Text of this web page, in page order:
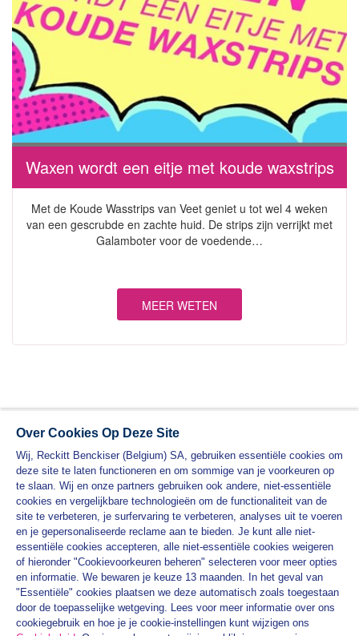
Waxen wordt een eitje met koude waxstrips
Met de Koude Wasstrips van Veet geniet u tot wel 4 weken
van een gescrubde en zachte huid. De strips zijn verrijkt met
Galamboter voor de voedende…
MEER WETEN
PRODUCTEN
VEET PRAKTISCHE HANDLEIDINGEN
PRIVACYBELEID
Over Cookies Op Deze Site
Wij, Reckitt Benckiser (Belgium) SA, gebruiken essentiële cookies om
deze site te laten functioneren en om sommige van je voorkeuren op
te slaan. Wij en onze partners gebruiken ook andere, niet-essentiële
cookies en vergelijkbare technologieën om de functionaliteit van de
site te verbeteren, je surfervaring te verbeteren, analyses uit te voeren
en je gepersonaliseerde reclame aan te bieden. Je kunt alle niet-
essentiële cookies accepteren, alle niet-essentiële cookies weigeren
of hieronder "Cookievoorkeuren beheren" selecteren voor meer opties
en informatie. We bewaren je keuze 13 maanden. In het geval van
"Essentiële" cookies plaatsen we deze automatisch zoals toegestaan
door de toepasselijke wetgeving. Lees voor meer informatie over ons
cookiegebruik en hoe je je cookie-instellingen kunt wijzigen ons